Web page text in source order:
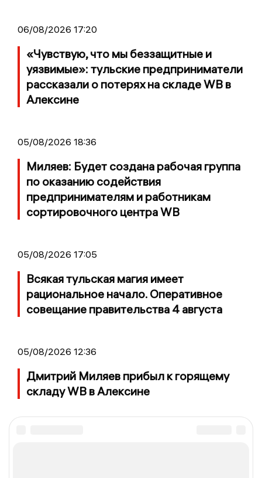
06/08/2026 17:20
«Чувствую, что мы беззащитные и
уязвимые»: тульские предприниматели
рассказали о потерях на складе WB в
Алексине
05/08/2026 18:36
Миляев: Будет создана рабочая группа
по оказанию содействия
предпринимателям и работникам
сортировочного центра WB
05/08/2026 17:05
Всякая тульская магия имеет
рациональное начало. Оперативное
совещание правительства 4 августа
05/08/2026 12:36
Дмитрий Миляев прибыл к горящему
складу WB в Алексине